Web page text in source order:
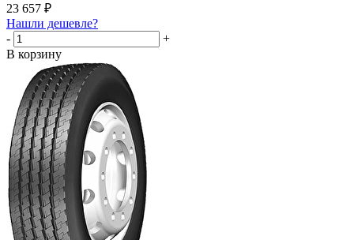
23 657 ₽
Нашли дешевле?
-
+
В корзину